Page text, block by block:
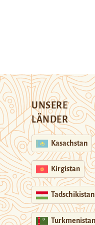
UNSERE
LÄNDER
Kasachstan
Kirgistan
Tadschikistan